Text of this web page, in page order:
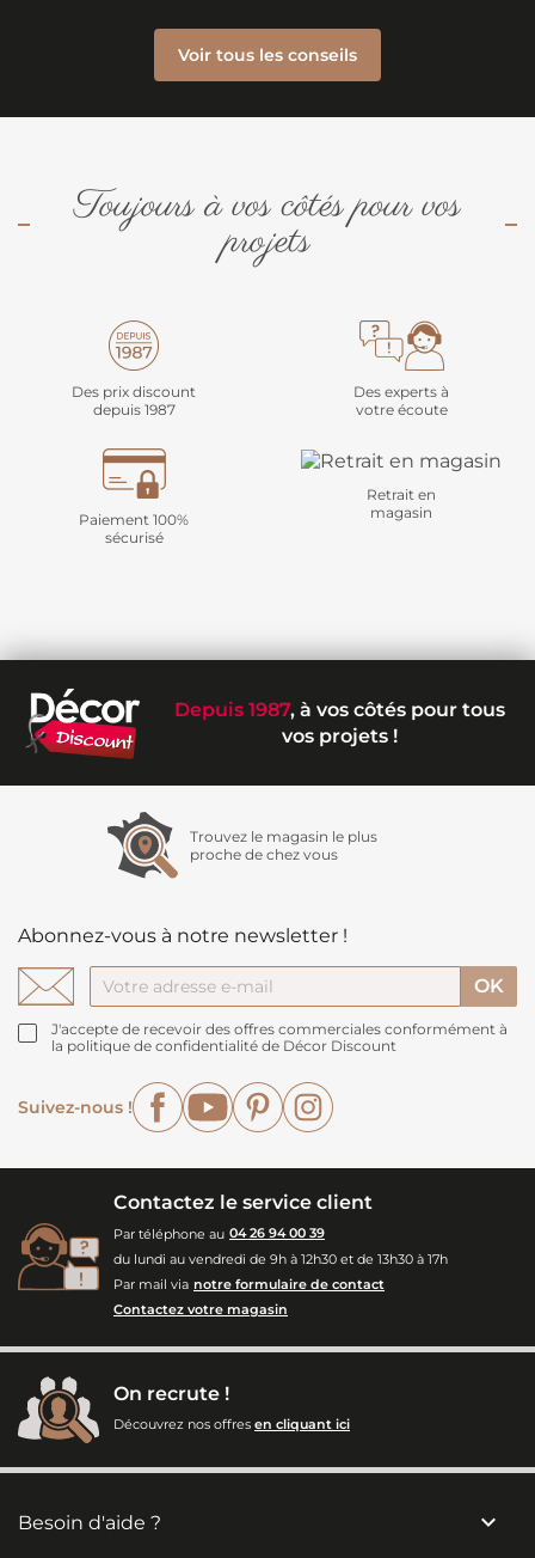
Voir tous les conseils
Toujours à vos côtés pour vos
projets
Des prix discount
depuis 1987
Des experts à
votre écoute
Paiement 100%
sécurisé
Retrait en
magasin
Depuis 1987, à vos côtés pour tous
vos projets !
Trouvez le magasin le plus
proche de chez vous
Abonnez-vous à notre newsletter !
J'accepte de recevoir des offres commerciales conformément à
la politique de confidentialité de Décor Discount
Suivez-nous !
FacebookYouTubePinterest
Contactez le service client
Par téléphone au 04 26 94 00 39
du lundi au vendredi de 9h à 12h30 et de 13h30 à 17h
Par mail via notre formulaire de contact
Contactez votre magasin
On recrute !
Découvrez nos offres en cliquant ici
Besoin d'aide ? 